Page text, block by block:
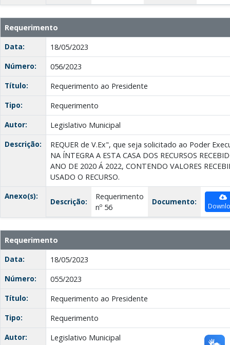
Requerimento
Data:
18/05/2023
Número:
056/2023
Título:
Requerimento ao Presidente
Tipo:
Requerimento
Autor:
Legislativo Municipal
Descrição:
REQUER de V.Ex", que seja solicitado ao Poder
NA ÍNTEGRA A ESTA CASA DOS RECURSOS
ANO DE 2020 Á 2022, CONTENDO VALORES
USADO O RECURSO.
Anexo(s):
Descrição:
Requerimento
nº 56
Documento:
Requerimento
Data:
18/05/2023
Número:
055/2023
Título:
Requerimento ao Presidente
Tipo:
Requerimento
Autor:
Legislativo Municipal